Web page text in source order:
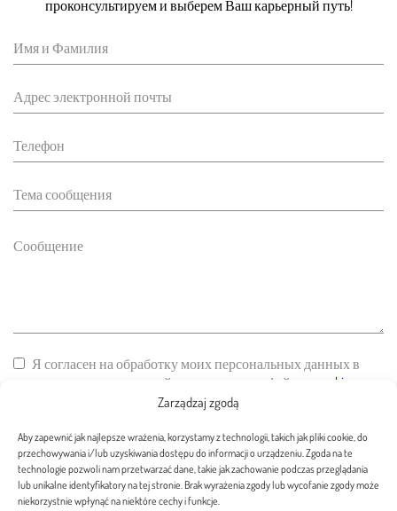
Zarządzaj zgodą
Aby zapewnić jak najlepsze wrażenia, korzystamy z technologii, takich jak pliki cookie, do
przechowywania i/lub uzyskiwania dostępu do informacji o urządzeniu. Zgoda na te
technologie pozwoli nam przetwarzać dane, takie jak zachowanie podczas przeglądania
lub unikalne identyfikatory na tej stronie. Brak wyrażenia zgody lub wycofanie zgody może
niekorzystnie wpłynąć na niektóre cechy i funkcje.
проконсультируем и выберем Ваш карьерный путь!
Я согласен на обработку моих персональных данных в
соответствии с политикой использования файлов
cookie
ОТПРАВИТЬ СООБЩЕНИЕ